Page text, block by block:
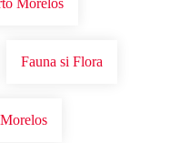
Morelos
Fauna si Flora